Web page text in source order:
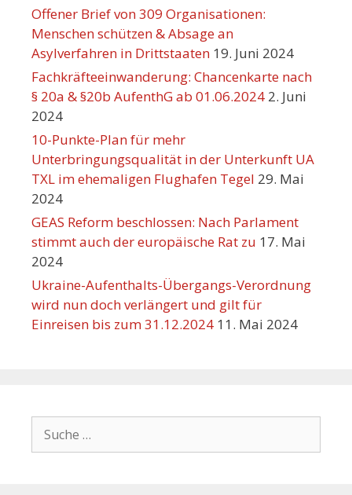
Offener Brief von 309 Organisationen:
Menschen schützen & Absage an
Asylverfahren in Drittstaaten 19. Juni 2024
Fachkräfteeinwanderung: Chancenkarte nach
§ 20a & §20b AufenthG ab 01.06.2024 2. Juni
2024
10-Punkte-Plan für mehr
Unterbringungsqualität in der Unterkunft UA
TXL im ehemaligen Flughafen Tegel 29. Mai
2024
GEAS Reform beschlossen: Nach Parlament
stimmt auch der europäische Rat zu 17. Mai
2024
Ukraine-Aufenthalts-Übergangs-Verordnung
wird nun doch verlängert und gilt für
Einreisen bis zum 31.12.2024 11. Mai 2024